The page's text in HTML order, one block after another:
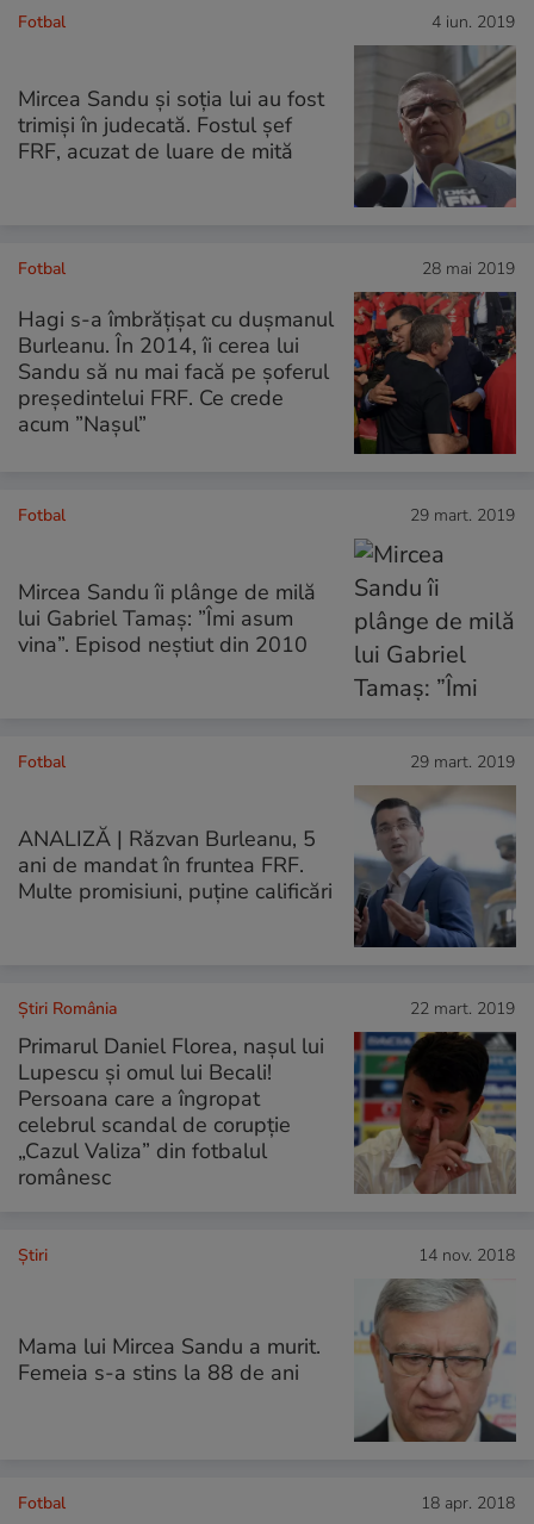
Fotbal 4 iun. 2019
Mircea Sandu și soția lui au fost
trimiși în judecată. Fostul șef
FRF, acuzat de luare de mită
Fotbal 28 mai 2019
Hagi s-a îmbrățișat cu dușmanul
Burleanu. În 2014, îi cerea lui
Sandu să nu mai facă pe șoferul
președintelui FRF. Ce crede
acum ”Nașul”
Fotbal 29 mart. 2019
Mircea Sandu îi plânge de milă
lui Gabriel Tamaș: ”Îmi asum
vina”. Episod neștiut din 2010
Fotbal 29 mart. 2019
ANALIZĂ | Răzvan Burleanu, 5
ani de mandat în fruntea FRF.
Multe promisiuni, puține calificări
Știri România 22 mart. 2019
Primarul Daniel Florea, nașul lui
Lupescu și omul lui Becali!
Persoana care a îngropat
celebrul scandal de corupție
„Cazul Valiza” din fotbalul
românesc
Ştiri 14 nov. 2018
Mama lui Mircea Sandu a murit.
Femeia s-a stins la 88 de ani
Fotbal 18 apr. 2018